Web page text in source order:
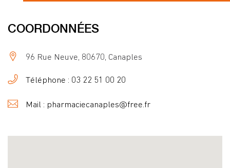
COORDONNÉES
96 Rue Neuve, 80670, Canaples
Téléphone : 03 22 51 00 20
Mail : pharmaciecanaples@free.fr